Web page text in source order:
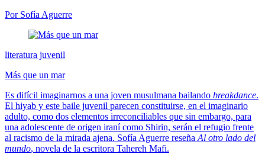
Por Sofía Aguerre
literatura juvenil
Más que un mar
Es difícil imaginarnos a una joven musulmana bailando breakdance.
El hiyab y este baile juvenil parecen constituirse, en el imaginario
adulto, como dos elementos irreconciliables que sin embargo, para
una adolescente de origen iraní como Shirin, serán el refugio frente
al racismo de la mirada ajena. Sofía Aguerre reseña Al otro lado del
mundo, novela de la escritora Tahereh Mafi.